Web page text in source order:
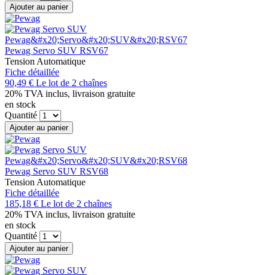
Ajouter au panier
Pewag Servo SUV RSV67
Tension Automatique
Fiche détaillée
90,49 € Le lot de 2 chaînes
20% TVA inclus, livraison gratuite
en stock
Quantité
Ajouter au panier
Pewag Servo SUV RSV68
Tension Automatique
Fiche détaillée
185,18 € Le lot de 2 chaînes
20% TVA inclus, livraison gratuite
en stock
Quantité
Ajouter au panier